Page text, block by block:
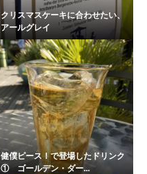
クリスマスケーキに合わせたい、
アールグレイ
健僕ピース！で登場したドリンク
① ゴールデン・ダー...